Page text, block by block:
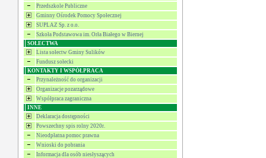
Przedszkole Publiczne
Gminny Ośrodek Pomocy Społecznej
SUPLAZ Sp. z o.o.
Szkoła Podstawowa im. Orła Białego w Biernej
SOŁECTWA
Lista sołectw Gminy Sulików
Fundusz sołecki
KONTAKTY I WSPÓŁPRACA
Przynależność do organizacji
Organizacje pozarządowe
Współpraca zagraniczna
INNE
Deklaracja dostępności
Powszechny spis rolny 2020r.
Nieodpłatna pomoc prawna
Wnioski do pobrania
Informacja dla osób niesłyszących